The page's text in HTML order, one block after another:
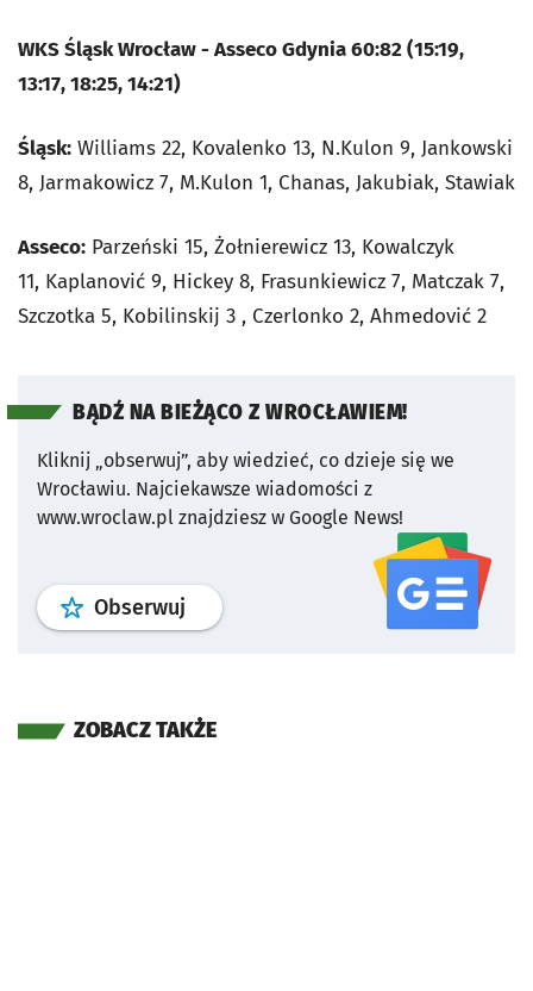
WKS Śląsk Wrocław - Asseco Gdynia 60:82 (15:19,
13:17, 18:25, 14:21)
Śląsk: Williams 22, Kovalenko 13, N.Kulon 9, Jankowski
8, Jarmakowicz 7, M.Kulon 1, Chanas, Jakubiak, Stawiak
Asseco: Parzeński 15, Żołnierewicz 13, Kowalczyk
11, Kaplanović 9, Hickey 8, Frasunkiewicz 7, Matczak 7,
Szczotka 5, Kobilinskij 3 , Czerlonko 2, Ahmedović 2
BĄDŹ NA BIEŻĄCO Z WROCŁAWIEM!
Kliknij „obserwuj”, aby wiedzieć, co dzieje się we
Wrocławiu. Najciekawsze wiadomości z
www.wroclaw.pl znajdziesz w Google News!
Obserwuj profil serwisu
ZOBACZ TAKŻE